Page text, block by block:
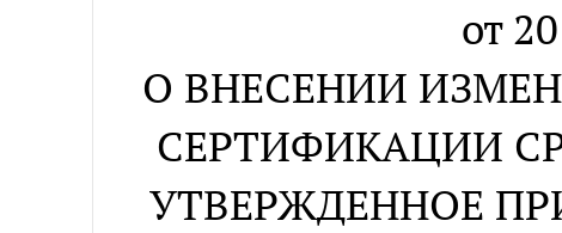
от
О ВНЕСЕНИИ
СЕРТИФИКАЦИИ
УТВЕРЖДЕННОЕ